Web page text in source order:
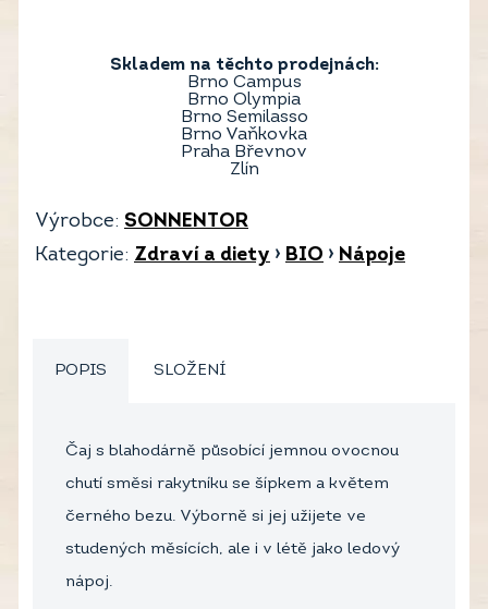
Skladem na těchto prodejnách:
Brno Campus
Brno Olympia
Brno Semilasso
Brno Vaňkovka
Praha Břevnov
Zlín
Výrobce: SONNENTOR
Kategorie: Zdraví a diety › BIO › Nápoje
POPIS SLOŽENÍ
Čaj s blahodárně působící jemnou ovocnou
chutí směsi rakytníku se šípkem a květem
černého bezu. Výborně si jej užijete ve
studených měsících, ale i v létě jako ledový
nápoj.